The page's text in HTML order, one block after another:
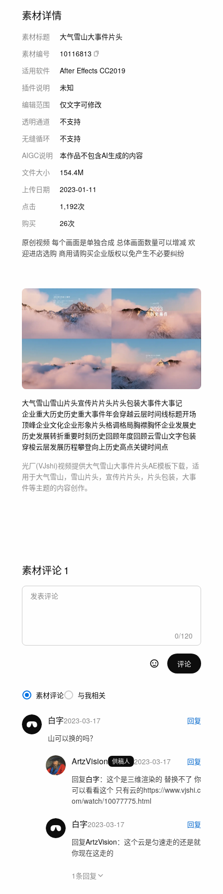
素材详情
素材标题
大气雪山大事件片头
素材编号
10116813
适用软件
After Effects CC2019
插件说明
未知
编辑范围
仅文字可修改
透明通道
不支持
无缝循环
不支持
AIGC说明
本作品不包含AI生成的内容
文件大小
154.4M
上传日期
2023-01-11
点击
1,192次
购买
26次
原创视频 每个画面是单独合成 总体画面数量可以增减 欢
迎进店选购 商用请购买企业版权以免产生不必要纠纷
大气雪山雪山片头宣传片片头片头包装大事件大事记
企业重大历史历史重大事件年会穿越云层时间线标题开场
顶峰企业文化企业形象片头格调格局胸襟胸怀企业发展史
历史发展转折重要时刻历史回顾年度回顾云雪山文字包装
穿梭云层发展历程攀登向上历史高点关键时间点
光厂(VJshi)视频提供大气雪山大事件片头AE模板下载，适
用于大气雪山，雪山片头，宣传片片头，片头包装，大事
件等主题的内容创作。
素材评论 1
0/120
评论
素材评论 与我相关
白字2023-03-17
回复
山可以换的吗？
ArtzVision 供稿人 2023-03-17
回复
回复白字： 这个是三维渲染的 替换不了 你
可以看看这个 只有云的https://www.vjshi.c
om/watch/10077775.html
白字2023-03-17
回复
回复ArtzVision： 这个云是匀速走的还是就
你现在这走的
1条回复